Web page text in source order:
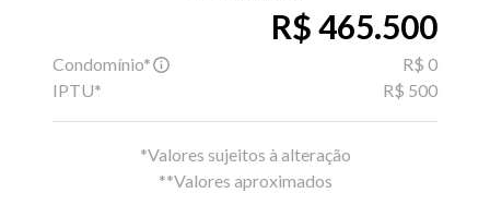
R$ 465.500
Condomínio*
R$ 0
IPTU*
R$ 500
*Valores sujeitos à alteração
**Valores aproximados